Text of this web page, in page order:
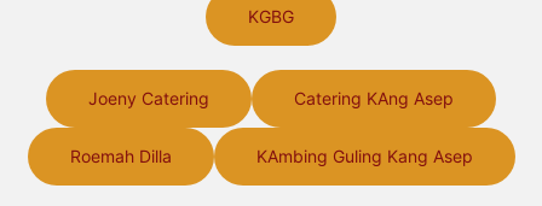
KGBG
Joeny Catering Catering KAng Asep
Roemah Dilla KAmbing Guling Kang Asep